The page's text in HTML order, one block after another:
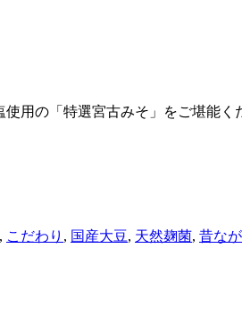
用の「特選宮古みそ」をご堪能く
, こだわり , 国産大豆, 天然麹菌, 昔な